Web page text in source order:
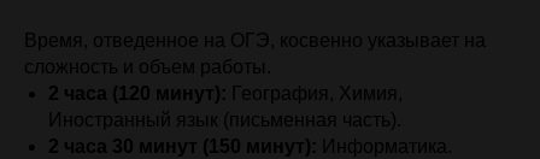
Время, отведенное на ОГЭ, косвенно указывает на
сложность и объем работы.
2 часа (120 минут): География, Химия,
Иностранный язык (письменная часть).
2 часа 30 минут (150 минут): Информатика.